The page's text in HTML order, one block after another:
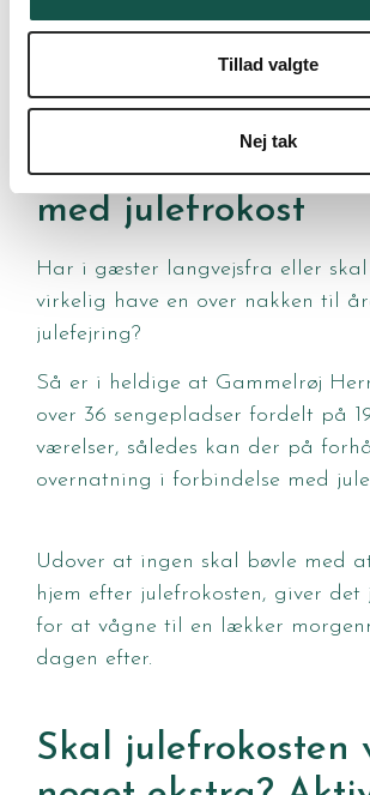
Tillad valgte
Nej tak
Kolding på
Herregård, i
med julefrokost
Har i gæster langvejsfra eller
virkelig have en over nakken til
julefejring?
Så er i heldige at Gammelrøj
over 36 sengepladser fordelt på
værelser, således kan der på
overnatning i forbindelse med
Udover at ingen skal bøvle med
hjem efter julefrokosten, giver det
for at vågne til en lækker
dagen efter.
Skal julefrokosten